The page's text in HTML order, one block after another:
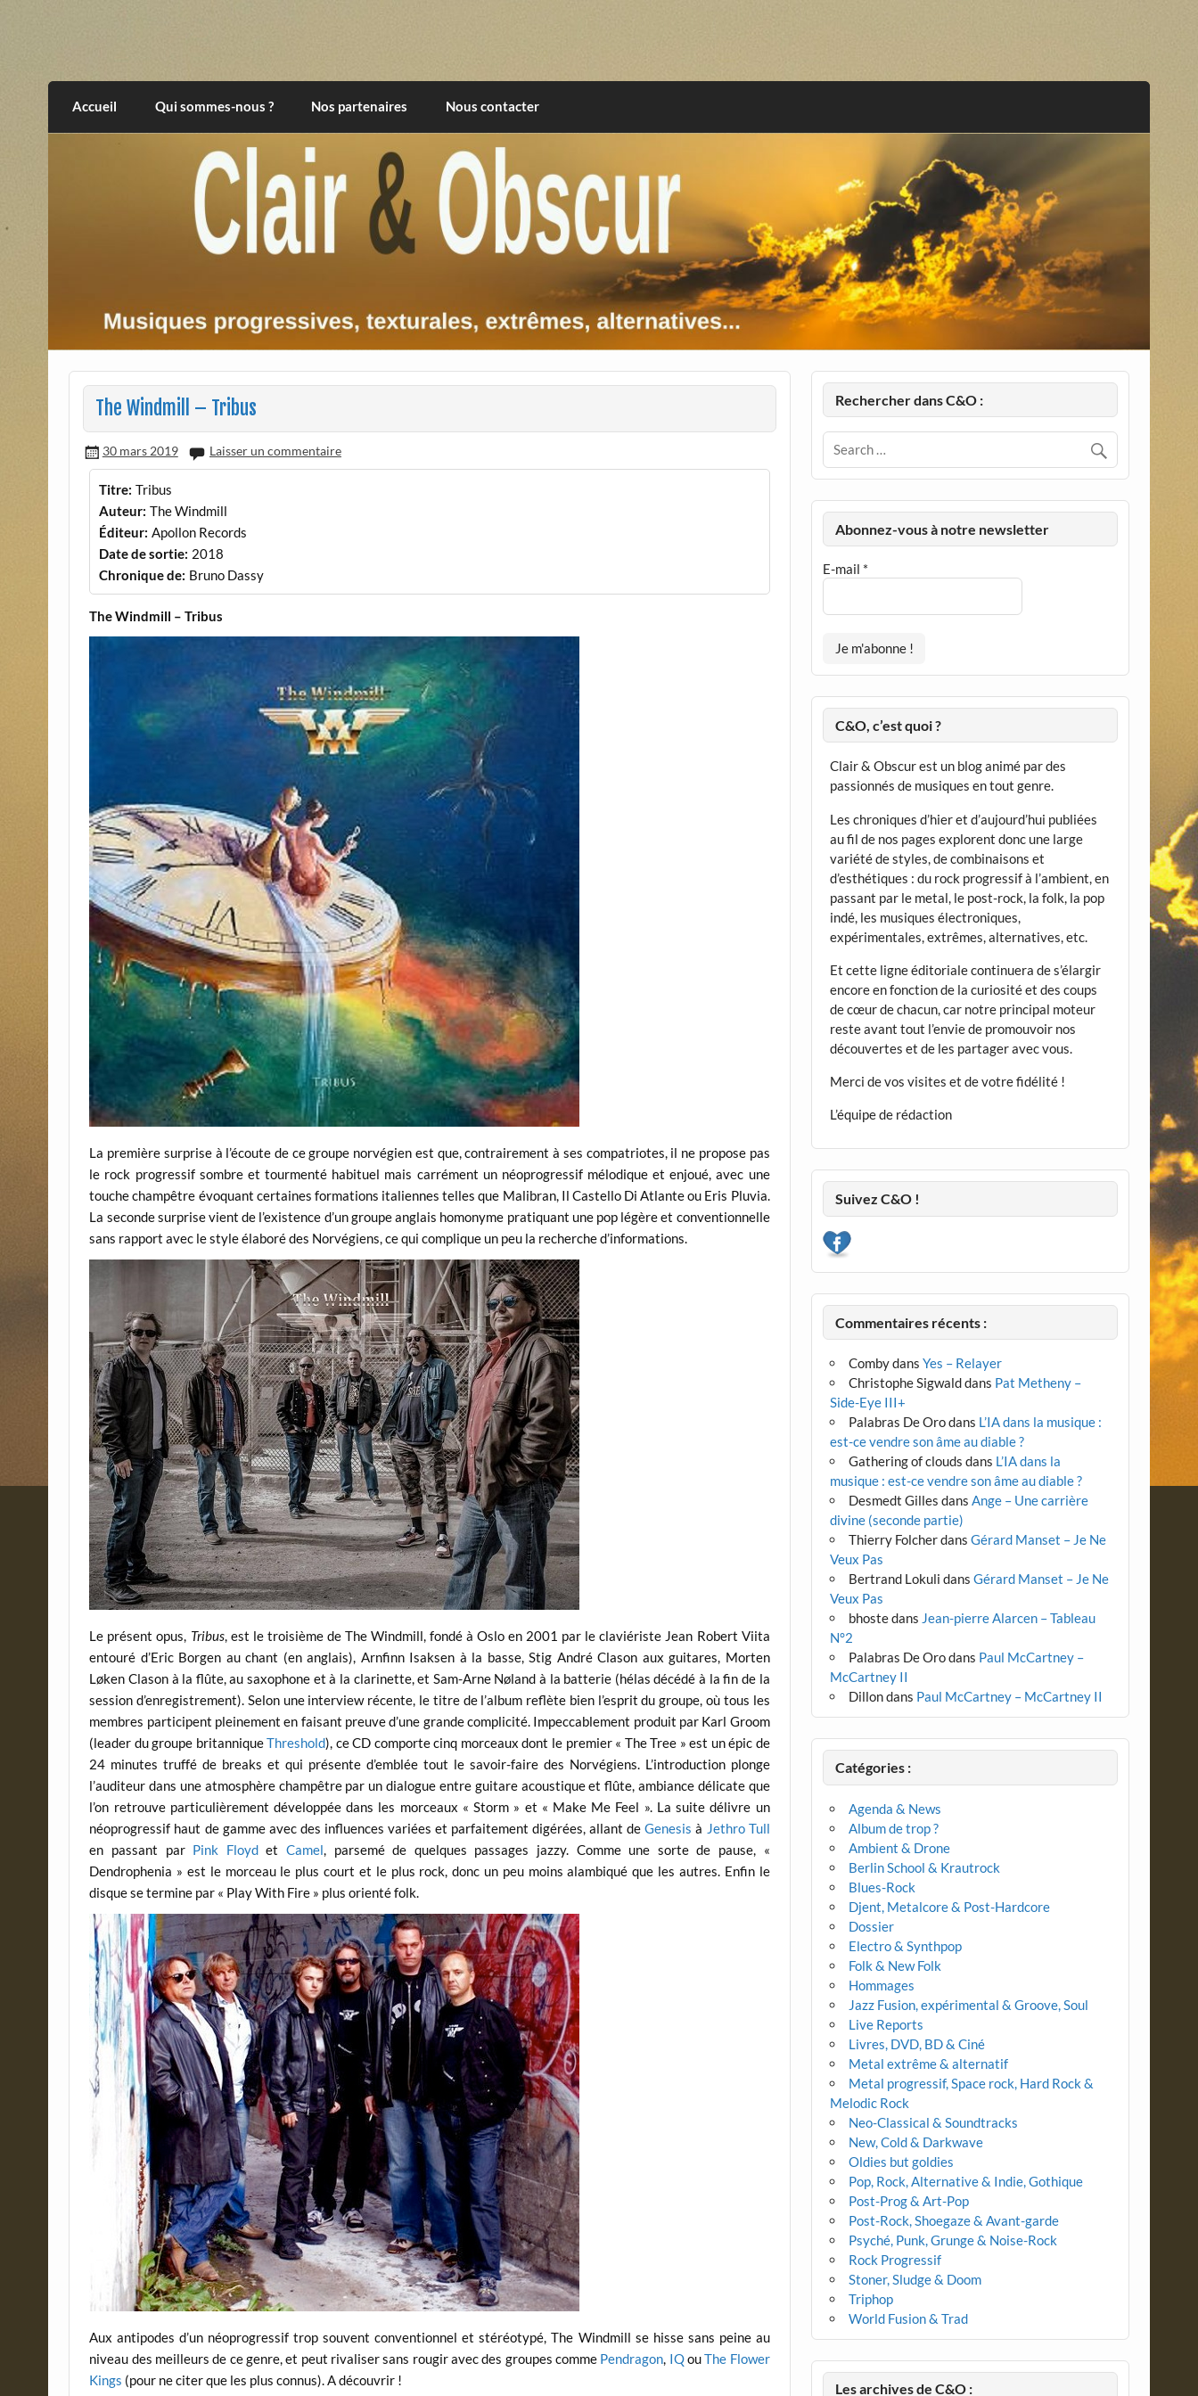
Clair et Obscur
Accueil Qui sommes-nous ? Nos partenaires Nous contacter
The Windmill – Tribus
30 mars 2019 Laisser un commentaire
Titre: Tribus
Auteur: The Windmill
Éditeur: Apollon Records
Date de sortie: 2018
Chronique de: Bruno Dassy
The Windmill – Tribus
La première surprise à l’écoute de ce groupe norvégien est que, contrairement à ses compatriotes, il ne propose pas
le rock progressif sombre et tourmenté habituel mais carrément un néoprogressif mélodique et enjoué, avec une
touche champêtre évoquant certaines formations italiennes telles que Malibran, Il Castello Di Atlante ou Eris Pluvia.
La seconde surprise vient de l’existence d’un groupe anglais homonyme pratiquant une pop légère et conventionnelle
sans rapport avec le style élaboré des Norvégiens, ce qui complique un peu la recherche d’informations.
Le présent opus, Tribus, est le troisième de The Windmill, fondé à Oslo en 2001 par le claviériste Jean Robert Viita
entouré d’Eric Borgen au chant (en anglais), Arnfinn Isaksen à la basse, Stig André Clason aux guitares, Morten
Løken Clason à la flûte, au saxophone et à la clarinette, et Sam-Arne Nøland à la batterie (hélas décédé à la fin de la
session d’enregistrement). Selon une interview récente, le titre de l’album reflète bien l’esprit du groupe, où tous les
membres participent pleinement en faisant preuve d’une grande complicité. Impeccablement produit par Karl Groom
(leader du groupe britanniqueThreshold), ce CD comporte cinq morceaux dont le premier « The Tree » est un épic de
24 minutes truffé de breaks et qui présente d’emblée tout le savoir-faire des Norvégiens. L’introduction plonge
l’auditeur dans une atmosphère champêtre par un dialogue entre guitare acoustique et flûte, ambiance délicate que
l’on retrouve particulièrement développée dans les morceaux « Storm » et « Make Me Feel ». La suite délivre un
néoprogressif haut de gamme avec des influences variées et parfaitement digérées, allant deGenesis à Jethro Tull
en passant par Pink Floydet Camel, parsemé de quelques passages jazzy. Comme une sorte de pause, «
Dendrophenia » est le morceau le plus court et le plus rock, donc un peu moins alambiqué que les autres. Enfin le
disque se termine par « Play With Fire » plus orienté folk.
Aux antipodes d’un néoprogressif trop souvent conventionnel et stéréotypé, The Windmill se hisse sans peine au
niveau des meilleurs de ce genre, et peut rivaliser sans rougir avec des groupes comme Pendragon, IQouThe Flower
Kings (pour ne citer que les plus connus). A découvrir !
Rechercher dans C&O :
Abonnez-vous à notre newsletter
E-mail *
C&O, c’est quoi ?
Clair & Obscur est un blog animé par des
passionnés de musiques en tout genre.
Les chroniques d’hier et d’aujourd’hui publiées
au fil de nos pages explorent donc une large
variété de styles, de combinaisons et
d’esthétiques : du rock progressif à l’ambient, en
passant par le metal, le post-rock, la folk, la pop
indé, les musiques électroniques,
expérimentales, extrêmes, alternatives, etc.
Et cette ligne éditoriale continuera de s’élargir
encore en fonction de la curiosité et des coups
de cœur de chacun, car notre principal moteur
reste avant tout l’envie de promouvoir nos
découvertes et de les partager avec vous.
Merci de vos visites et de votre fidélité !
L’équipe de rédaction
Suivez C&O !
Commentaires récents :
CombydansYes – Relayer
Christophe Sigwalddans Pat Metheny –
Side-Eye III+
Palabras De Orodans L’IA dans la musique :
est-ce vendre son âme au diable ?
Gathering of clouds dans L’IA dans la
musique : est-ce vendre son âme au diable ?
Desmedt Gilles dansAnge – Une carrière
divine (seconde partie)
Thierry FolcherdansGérard Manset – Je Ne
Veux Pas
Bertrand Lokuli dansGérard Manset – Je Ne
Veux Pas
bhostedans Jean-pierre Alarcen – Tableau
N°2
Palabras De Orodans Paul McCartney –
McCartney II
Dillondans Paul McCartney – McCartney II
Catégories :
Agenda & News
Album de trop ?
Ambient & Drone
Berlin School & Krautrock
Blues-Rock
Djent, Metalcore & Post-Hardcore
Dossier
Electro & Synthpop
Folk & New Folk
Hommages
Jazz Fusion, expérimental & Groove, Soul
Live Reports
Livres, DVD, BD & Ciné
Metal extrême & alternatif
Metal progressif, Space rock, Hard Rock &
Melodic Rock
Neo-Classical & Soundtracks
New, Cold & Darkwave
Oldies but goldies
Pop, Rock, Alternative & Indie, Gothique
Post-Prog & Art-Pop
Post-Rock, Shoegaze & Avant-garde
Psyché, Punk, Grunge & Noise-Rock
Rock Progressif
Stoner, Sludge & Doom
Triphop
World Fusion & Trad
Les archives de C&O :